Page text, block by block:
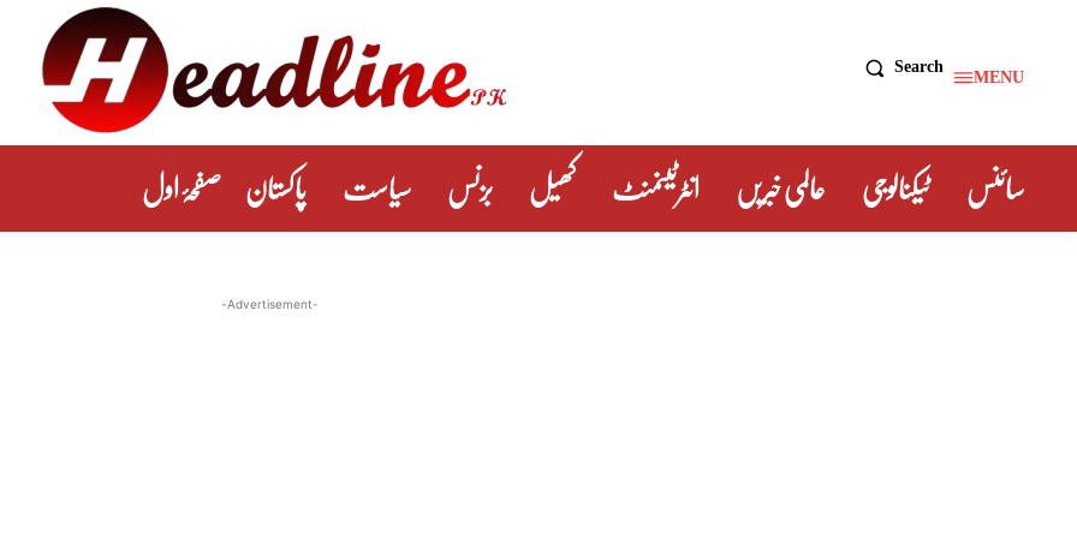
MENU
Search
سائنس ٹیکنالوجی عالمی خبریں انٹرٹینمنٹ کھیل بزنس سیاست پاکستان صفحۂ اول
-Advertisement-